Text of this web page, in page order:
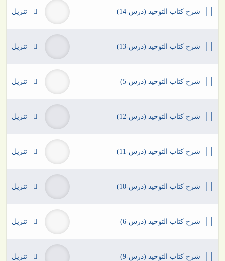
شرح كتاب التوحيد (درس-14) تنزيل
شرح كتاب التوحيد (درس-13) تنزيل
شرح كتاب التوحيد (درس-5) تنزيل
شرح كتاب التوحيد (درس-12) تنزيل
شرح كتاب التوحيد (درس-11) تنزيل
شرح كتاب التوحيد (درس-10) تنزيل
شرح كتاب التوحيد (درس-6) تنزيل
شرح كتاب التوحيد (درس-9) تنزيل